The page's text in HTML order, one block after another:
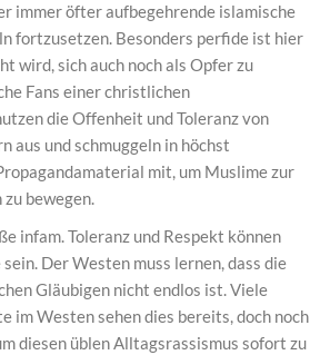
immer öfter aufbegehrende islamische
fortzusetzen. Besonders perfide ist hier
wird, sich auch noch als Opfer zu
Fans einer christlichen
die Offenheit und Toleranz von
aus und schmuggeln in höchst
mit, um Muslime zur
bewegen.
infam. Toleranz und Respekt können
Der Westen muss lernen, dass die
Gläubigen nicht endlos ist. Viele
Westen sehen dies bereits, doch noch
diesen üblen Alltagsrassismus sofort zu